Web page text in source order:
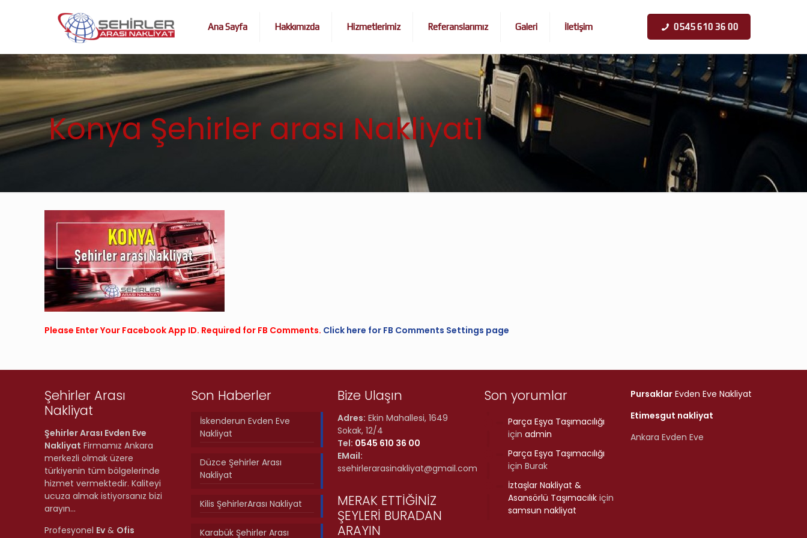
Ana Sayfa Hakkımızda Hizmetlerimiz Referanslarımız Galeri İletişim 0545 610 36 00
Konya Şehirler arası Nakliyat1
Please Enter Your Facebook App ID. Required for FB Comments. Click here for FB Comments Settings page
Şehirler Arası
Nakliyat
Şehirler Arası Evden Eve
Nakliyat Firmamız Ankara
merkezli olmak üzere
türkiyenin tüm bölgelerinde
hizmet vermektedir. Kaliteyi
ucuza almak istiyorsanız bizi
arayın…
Profesyonel Ev & Ofis
Son Haberler
İskenderun Evden Eve
Nakliyat
Düzce Şehirler Arası
Nakliyat
Kilis ŞehirlerArası Nakliyat
Karabük Şehirler Arası
Bize Ulaşın
Adres: Ekin Mahallesi, 1649
Sokak, 12/4
Tel: 0545 610 36 00
EMail:
ssehirlerarasinakliyat@gmail.com
MERAK ETTİĞİNİZ
ŞEYLERİ BURADAN
ARAYIN
Son yorumlar
Parça Eşya Taşımacılığı
içinadmin
Parça Eşya Taşımacılığı
içinBurak
İztaşlar Nakliyat &
Asansörlü Taşımacılık için
samsun nakliyat
Pursaklar Evden Eve Nakliyat
Etimesgut nakliyat
Ankara Evden Eve